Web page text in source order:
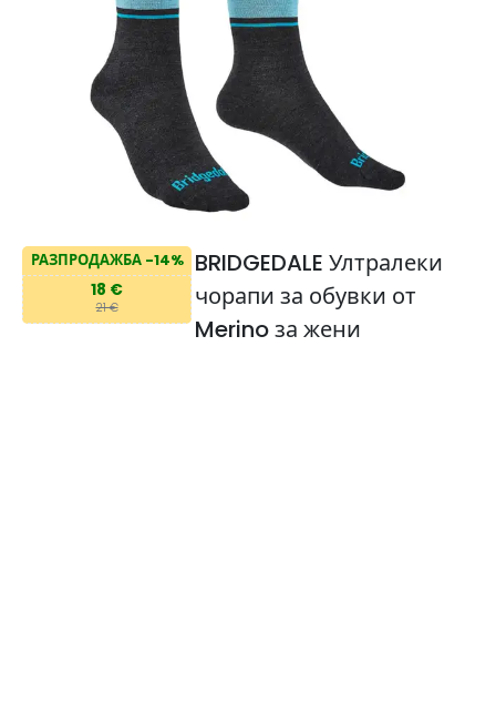
РАЗПРОДАЖБА -14%
18 €
21 €
BRIDGEDALE Ултралеки
чорапи за обувки от
Merino за жени